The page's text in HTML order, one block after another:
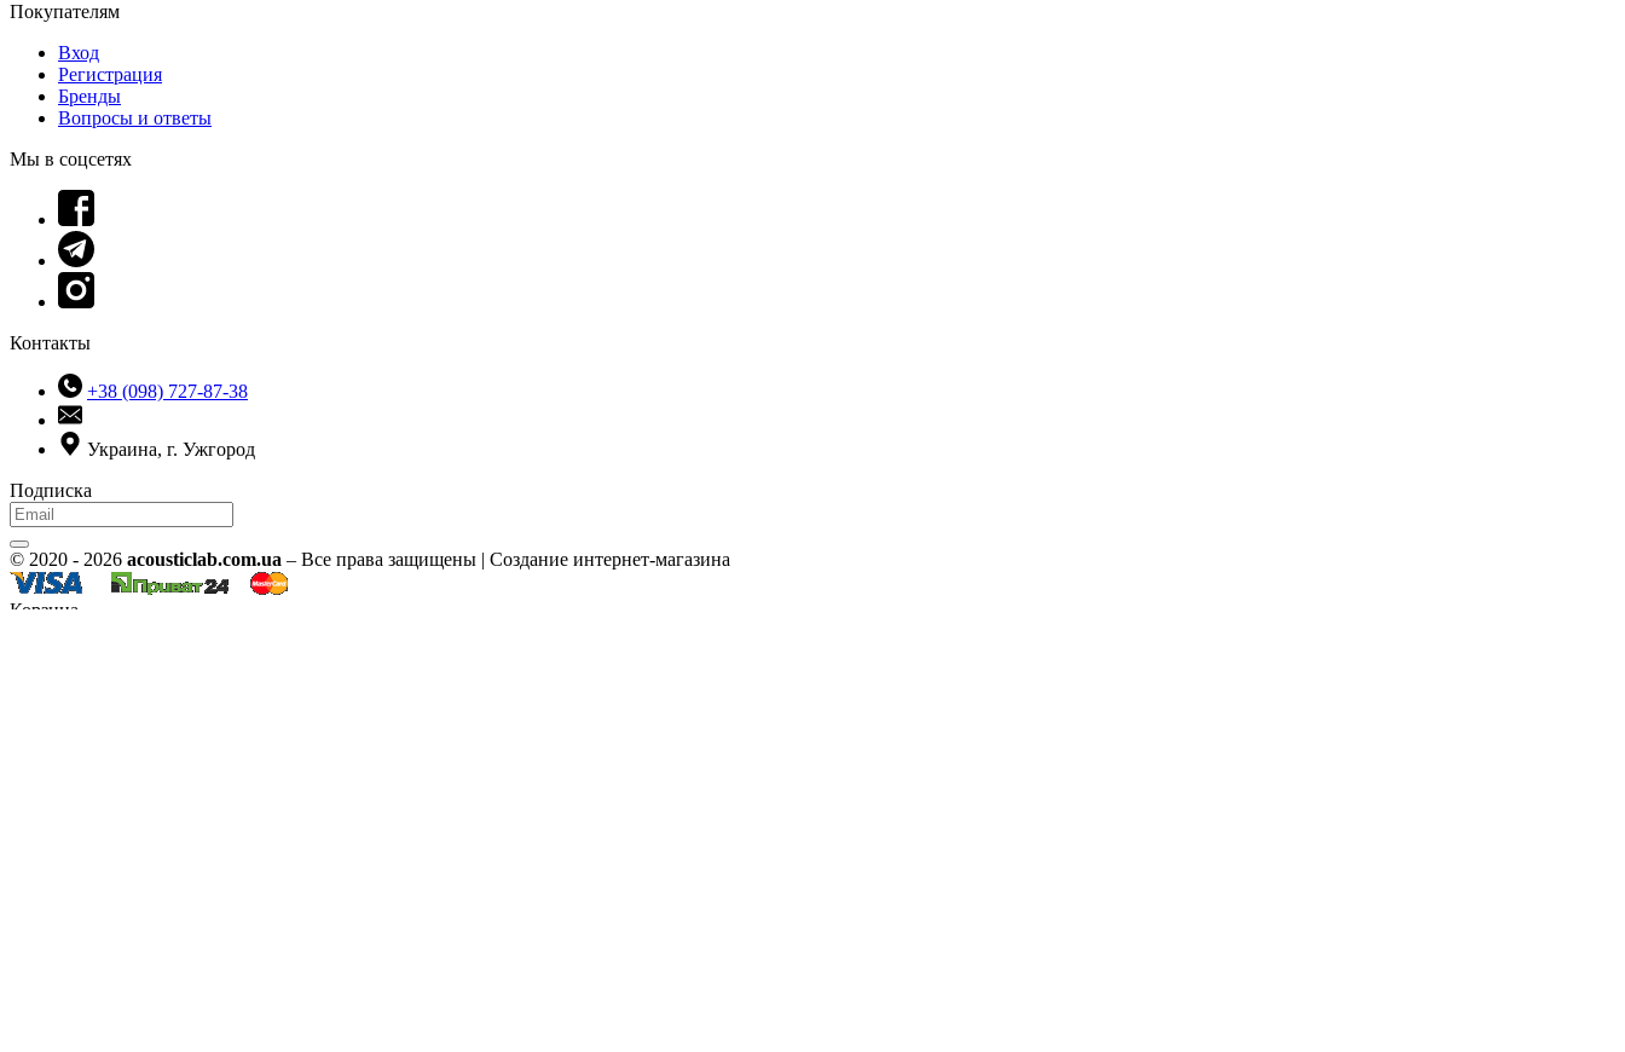
Покупателям
Вход
Регистрация
Бренды
Вопросы и ответы
Мы в соцсетях
Контакты
+38 (098) 727-87-38
Украина, г. Ужгород
Подписка
© 2020 - 2026 acousticlab.com.ua – Все права защищены | Создание интернет-магазина
Корзина